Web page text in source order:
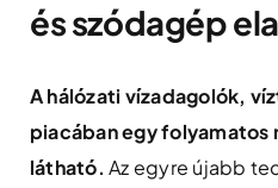
és szódagép
A hálózati vízadagolók,
piacában egy folyamatos
látható.Az egyre újabb